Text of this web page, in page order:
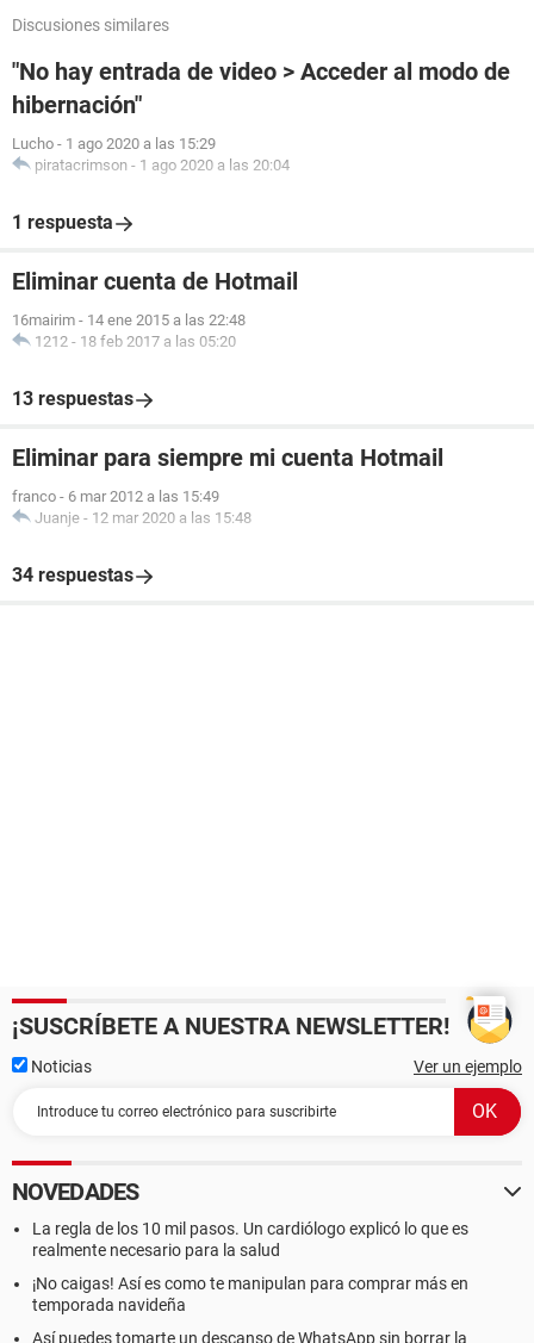
Discusiones similares
"No hay entrada de video > Acceder al modo de
hibernación"
Lucho - 1 ago 2020 a las 15:29
piratacrimson - 1 ago 2020 a las 20:04
1 respuesta
Eliminar cuenta de Hotmail
16mairim - 14 ene 2015 a las 22:48
1212 - 18 feb 2017 a las 05:20
13 respuestas
Eliminar para siempre mi cuenta Hotmail
franco - 6 mar 2012 a las 15:49
Juanje - 12 mar 2020 a las 15:48
34 respuestas
¡SUSCRÍBETE A NUESTRA NEWSLETTER!
Noticias Ver un ejemplo
NOVEDADES
La regla de los 10 mil pasos. Un cardiólogo explicó lo que es
realmente necesario para la salud
¡No caigas! Así es como te manipulan para comprar más en
temporada navideña
Así puedes tomarte un descanso de WhatsApp sin borrar la